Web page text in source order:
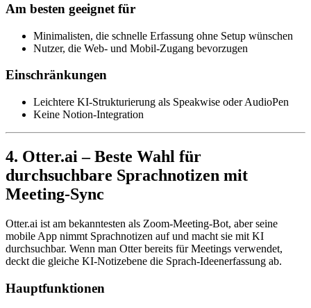
Am besten geeignet für
Minimalisten, die schnelle Erfassung ohne Setup wünschen
Nutzer, die Web- und Mobil-Zugang bevorzugen
Einschränkungen
Leichtere KI-Strukturierung als Speakwise oder AudioPen
Keine Notion-Integration
4. Otter.ai – Beste Wahl für
durchsuchbare Sprachnotizen mit
Meeting-Sync
Otter.ai ist am bekanntesten als Zoom-Meeting-Bot, aber seine
mobile App nimmt Sprachnotizen auf und macht sie mit KI
durchsuchbar. Wenn man Otter bereits für Meetings verwendet,
deckt die gleiche KI-Notizebene die Sprach-Ideenerfassung ab.
Hauptfunktionen